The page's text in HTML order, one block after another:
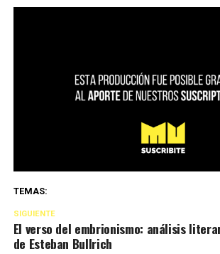
TEMAS:
SIGUIENTE
El verso del embrionismo: análisis
de Esteban Bullrich